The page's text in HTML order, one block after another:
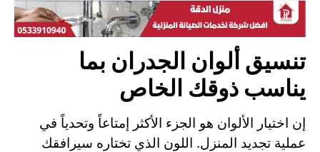
تنسيق ألوان الجدران بما
يناسب ذوقك الخاص
إن اختيار الألوان هو الجزء الأكثر إمتاعاً وتحدياً في
عملية تجديد المنزل. اللون الذي تختاره سيرافقك